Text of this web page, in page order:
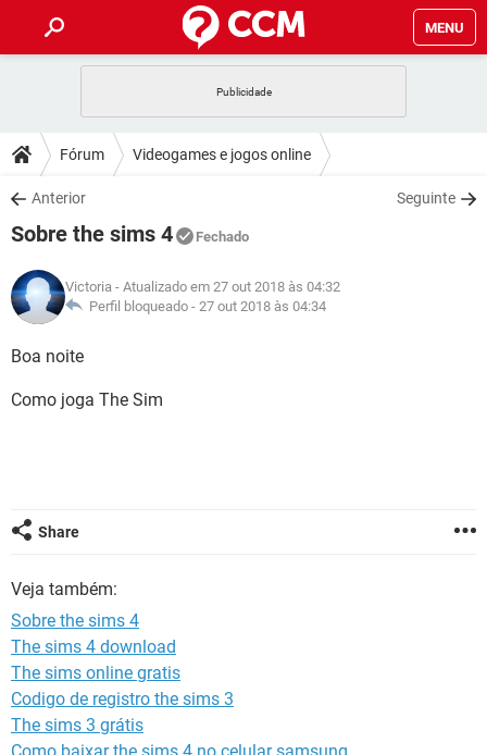
MENU
CELULAR FACEBOOK
OUTLOOK
INSTAGRAM
GUIA DE COMPRAS
DICAS
JOGOS WHATSAPP
INSTAGRAM GMAIL
GUIA DE COMPRAS
DOWNLOADS
JOGOS
CELULAR
OUTLOOK EXCEL
INSTAGRAM
JOGOS WHATSAPP
CELULAR
OUTLOOK
INSTAGRAM
GLOSSÁRIO
Fórum Videogames e jogos online
Anterior Seguinte
Sobre the sims 4 Fechado
Victoria - Atualizado em 27 out 2018 às 04:32
Perfil bloqueado - 27 out 2018 às 04:34
Boa noite
Como joga The Sim
Share
Veja também:
Sobre the sims 4
The sims 4 download
The sims online gratis
Codigo de registro the sims 3
The sims 3 grátis